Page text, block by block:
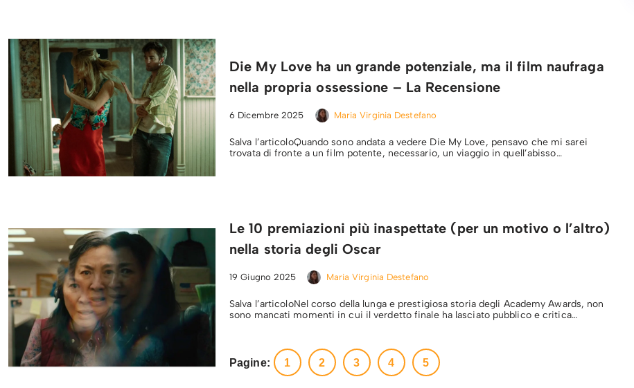
Die My Love ha un grande potenziale, ma il film naufraga
nella propria ossessione – La Recensione
6 Dicembre 2025 Maria Virginia Destefano
Salva l’articoloQuando sono andata a vedere Die My Love, pensavo che mi sarei
trovata di fronte a un film potente, necessario, un viaggio in quell’abisso…
Le 10 premiazioni più inaspettate (per un motivo o l’altro)
nella storia degli Oscar
19 Giugno 2025 Maria Virginia Destefano
Salva l’articoloNel corso della lunga e prestigiosa storia degli Academy Awards, non
sono mancati momenti in cui il verdetto finale ha lasciato pubblico e critica…
Pagine: 1 2 3 4 5